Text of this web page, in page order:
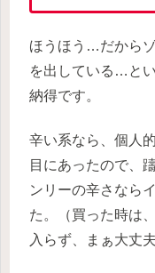
ほうほう…だから
を出している…と
納得です。
辛い系なら、個人
目にあったので、
ンリーの辛さなら
た。（買った時は
入らず、まぁ大丈